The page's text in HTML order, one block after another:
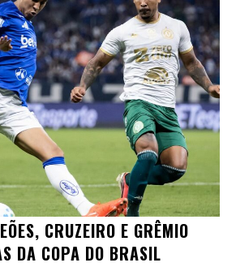
CRUZEIRO E GRÊMIO
DA COPA DO BRASIL